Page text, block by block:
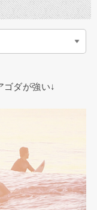
ゴダが強い↓